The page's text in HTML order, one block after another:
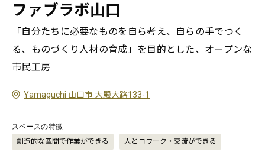
ファブラボ山口
「自分たちに必要なものを自ら考え、自らの手でつく
る、ものづくり人材の育成」を目的とした、オープンな
市民工房
Yamaguchi 山口市 大殿大路133-1
スペースの特徴
創造的な空間で作業ができる 人とコワーク・交流ができる